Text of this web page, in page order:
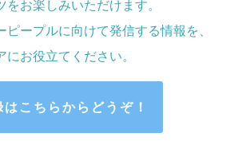
をお楽しみいただけます。
ピープルに向けて発信する情報を、
にお役立てください
はこちらからどうぞ！